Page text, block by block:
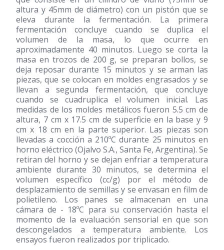
altura y 45mm de diámetro) con un pistón que se
eleva durante la fermentación. La primera
fermentación concluye cuando se duplica el
volumen de la masa, lo que ocurre en
aproximadamente 40 minutos. Luego se corta la
masa en trozos de 200 g, se preparan bollos, se
deja reposar durante 15 minutos y se arman las
piezas, que se colocan en moldes engrasados y se
llevan a segunda fermentación, que concluye
cuando se cuadruplica el volumen inicial. Las
medidas de los moldes metálicos fueron 5.5 cm de
altura, 7 cm x 17.5 cm de superficie en la base y 9
cm x 18 cm en la parte superior. Las piezas son
llevadas a cocción a 210ºC durante 25 minutos en
horno eléctrico (Ojalvo S.A., Santa Fe, Argentina). Se
retiran del horno y se dejan enfriar a temperatura
ambiente durante 30 minutos, se determina el
volumen específico (cc/g) por el método de
desplazamiento de semillas y se envasan en film de
polietileno. Los panes se almacenan en una
cámara de - 18ºC para su conservación hasta el
momento de la evaluación sensorial en que son
descongelados a temperatura ambiente. Los
ensayos fueron realizados por triplicado.